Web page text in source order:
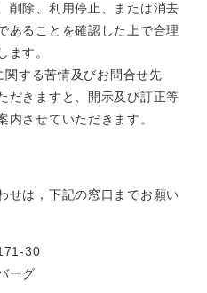
削除、利用停止、または消去
あることを確認した上で合理
ます。
する苦情及びお問合せ先
きますと、開示及び訂正等
内させていただきます。
せは，下記の窓口までお願い
30
ーグ